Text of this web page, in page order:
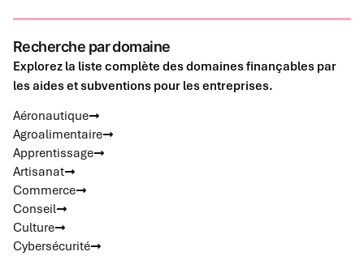
Recherche par domaine
Explorez la liste complète des domaines finançables par
les aides et subventions pour les entreprises.
Aéronautique
Agroalimentaire
Apprentissage
Artisanat
Commerce
Conseil
Culture
Cybersécurité